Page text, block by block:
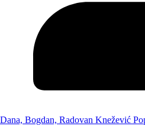
Dana, Bogdan, Radovan Knežević